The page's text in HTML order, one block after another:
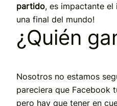
partido, es impactante
una final del mundo!
¿Quién
Nosotros no estamos
pareciera que Facebook
pero hay que tener en